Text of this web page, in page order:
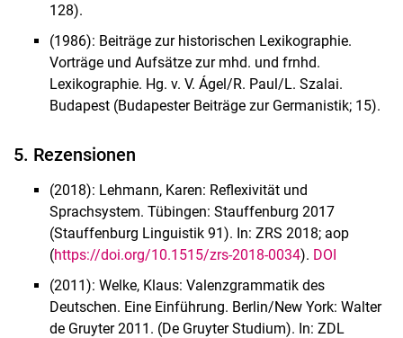
128).
(1986): Beiträge zur historischen Lexikographie.
Vorträge und Aufsätze zur mhd. und frnhd.
Lexikographie. Hg. v. V. Ágel/R. Paul/L. Szalai.
Budapest (Budapester Beiträge zur Germa­nistik; 15).
5. Rezensionen
(2018): Lehmann, Karen: Reflexivität und
Sprachsystem. Tübingen: Stauffenburg 2017
(Stauffenburg Linguistik 91). In: ZRS 2018; aop
(https://doi.org/10.1515/zrs-2018-0034). DOI
(2011): Welke, Klaus: Valenzgrammatik des
Deutschen. Eine Einführung. Berlin/New York: Walter
de Gruyter 2011. (De Gruyter Studium). In: ZDL